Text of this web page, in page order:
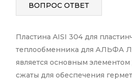
ВОПРОС ОТВЕТ
Пластина AISI 304 для
теплообменника для АЛЬФА
является основным элементом
сжаты для обеспечения